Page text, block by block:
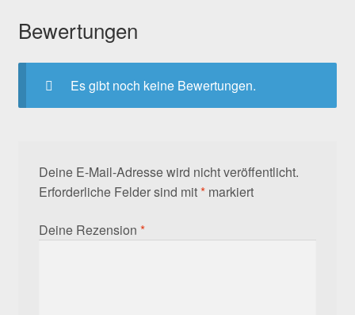
Bewertungen
Es gibt noch keine Bewertungen.
Deine E-Mail-Adresse wird nicht veröffentlicht.
Erforderliche Felder sind mit*markiert
Deine Rezension *